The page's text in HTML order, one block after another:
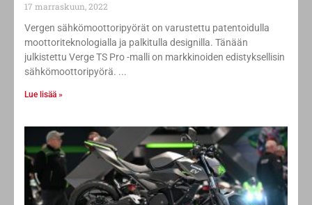
17 marraskuun, 2022
Vergen sähkömoottoripyörät on varustettu patentoidulla
moottoriteknologialla ja palkitulla designilla. Tänään
julkistettu Verge TS Pro -malli on markkinoiden edistyksellisin
sähkömoottoripyörä.
Lue lisää »